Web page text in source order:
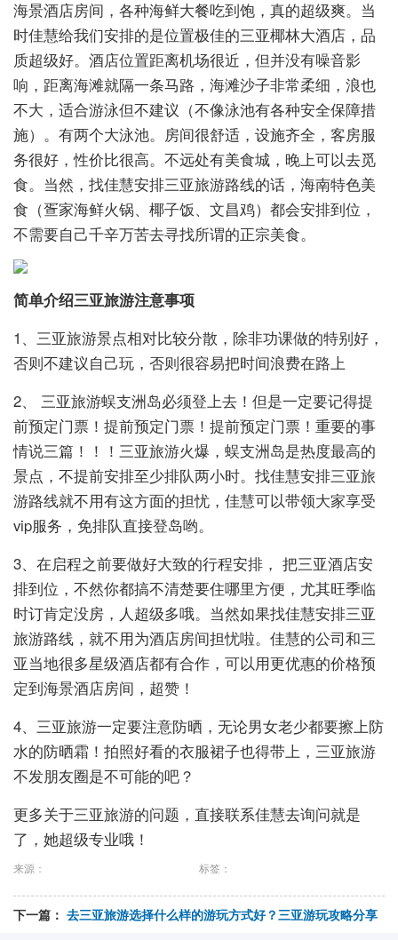
海景酒店房间，各种海鲜大餐吃到饱，真的超级爽。当
时佳慧给我们安排的是位置极佳的三亚椰林大酒店，品
质超级好。酒店位置距离机场很近，但并没有噪音影
响，距离海滩就隔一条马路，海滩沙子非常柔细，浪也
不大，适合游泳但不建议（不像泳池有各种安全保障措
施）。有两个大泳池。房间很舒适，设施齐全，客房服
务很好，性价比很高。不远处有美食城，晚上可以去觅
食。当然，找佳慧安排三亚旅游路线的话，海南特色美
食（疍家海鲜火锅、椰子饭、文昌鸡）都会安排到位，
不需要自己千辛万苦去寻找所谓的正宗美食。
简单介绍三亚旅游注意事项
1、三亚旅游景点相对比较分散，除非功课做的特别好，
否则不建议自己玩，否则很容易把时间浪费在路上
2、 三亚旅游蜈支洲岛必须登上去！但是一定要记得提
前预定门票！提前预定门票！提前预定门票！重要的事
情说三篇！！！三亚旅游火爆，蜈支洲岛是热度最高的
景点，不提前安排至少排队两小时。找佳慧安排三亚旅
游路线就不用有这方面的担忧，佳慧可以带领大家享受
vip服务，免排队直接登岛哟。
3、在启程之前要做好大致的行程安排， 把三亚酒店安
排到位，不然你都搞不清楚要住哪里方便，尤其旺季临
时订肯定没房，人超级多哦。当然如果找佳慧安排三亚
旅游路线，就不用为酒店房间担忧啦。佳慧的公司和三
亚当地很多星级酒店都有合作，可以用更优惠的价格预
定到海景酒店房间，超赞！
4、三亚旅游一定要注意防晒，无论男女老少都要擦上防
水的防晒霜！拍照好看的衣服裙子也得带上，三亚旅游
不发朋友圈是不可能的吧？
更多关于三亚旅游的问题，直接联系佳慧去询问就是
了，她超级专业哦！
来源： 标签：
下一篇： 去三亚旅游选择什么样的游玩方式好？三亚游玩攻略分享